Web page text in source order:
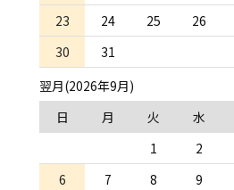
23
24 25 26
30
31
翌月(2026年9月)
日
月 火 水
1
2
6
7 8 9